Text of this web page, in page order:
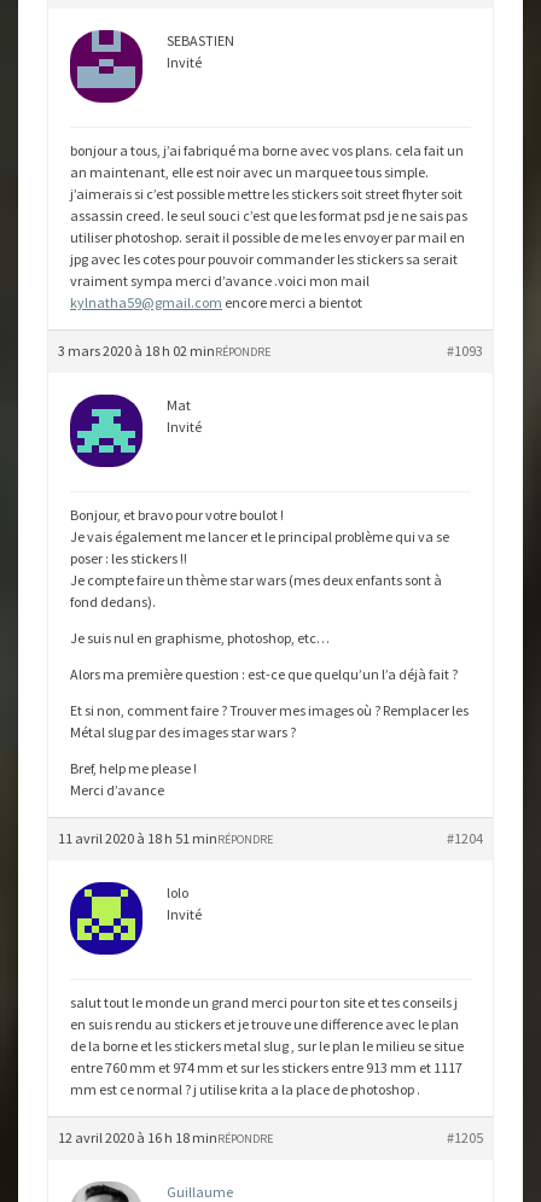
SEBASTIEN
Invité
bonjour a tous, j’ai fabriqué ma borne avec vos plans. cela fait un
an maintenant, elle est noir avec un marquee tous simple.
j’aimerais si c’est possible mettre les stickers soit street fhyter soit
assassin creed. le seul souci c’est que les format psd je ne sais pas
utiliser photoshop. serait il possible de me les envoyer par mail en
jpg avec les cotes pour pouvoir commander les stickers sa serait
vraiment sympa merci d’avance .voici mon mail
kylnatha59@gmail.com encore merci a bientot
3 mars 2020 à 18 h 02 min #1093
RÉPONDRE
Mat
Invité
Bonjour, et bravo pour votre boulot !
Je vais également me lancer et le principal problème qui va se
poser : les stickers !!
Je compte faire un thème star wars (mes deux enfants sont à
fond dedans).
Je suis nul en graphisme, photoshop, etc…
Alors ma première question : est-ce que quelqu’un l’a déjà fait ?
Et si non, comment faire ? Trouver mes images où ? Remplacer les
Métal slug par des images star wars ?
Bref, help me please !
Merci d’avance
11 avril 2020 à 18 h 51 min #1204
RÉPONDRE
lolo
Invité
salut tout le monde un grand merci pour ton site et tes conseils j
en suis rendu au stickers et je trouve une difference avec le plan
de la borne et les stickers metal slug , sur le plan le milieu se situe
entre 760 mm et 974 mm et sur les stickers entre 913 mm et 1117
mm est ce normal ? j utilise krita a la place de photoshop .
12 avril 2020 à 16 h 18 min #1205
RÉPONDRE
Guillaume